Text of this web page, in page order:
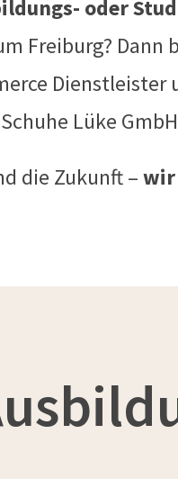
oder
Freiburg?
Lüke
die Zukunft –wir